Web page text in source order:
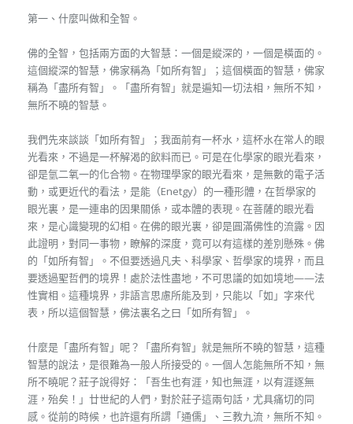
第一、什麼叫做和全智。
佛的全智，包括兩方面的大智慧：一個是縱深的，一個是橫面的。
這個縱深的智慧，佛家稱為「如所有智」；這個橫面的智慧，佛家
稱為「盡所有智」。「盡所有智」就是遍知一切法相，無所不知，
無所不曉的智慧。
我們先來談談「如所有智」；我面前有一杯水，這杯水在常人的眼
光看來，不過是一杯解渴的飲料而已。可是在化學家的眼光看來，
卻是氫二氧一的化合物。在物理學家的眼光看來，是無數的電子活
動，或更近代的看法，是能（Enetgy）的一種形體，在哲學家的
眼光裏，是一連串的因果關係，或本體的表現。在菩薩的眼光看
來，是心識變現的幻相。在佛的眼光裏，卻是圓滿佛性的流露。因
此證明，對同一事物，瞭解的深度，竟可以有這樣的差別懸殊。佛
的「如所有智」。不但要透過凡夫、科學家、哲學家的境界，而且
要透過聖哲們的境界！處於法性盡地，不可思議的如如境地——法
性實相。這種境界，非語言思慮所能及到，只能以「如」字來代
表，所以這個智慧，佛法裏名之曰「如所有智」。
什麼是「盡所有智」呢？「盡所有智」就是無所不曉的智慧，這種
智慧的說法，是很難為一般人所接受的。一個人怎能無所不知，無
所不曉呢？莊子說得好：「吾生也有涯，知也無涯，以有涯逐無
涯，殆矣！」廿世紀的人們，對於莊子這兩句話，尤具痛切的同
感。從前的時候，也許還有所謂「通儒」、三教九流，無所不知。